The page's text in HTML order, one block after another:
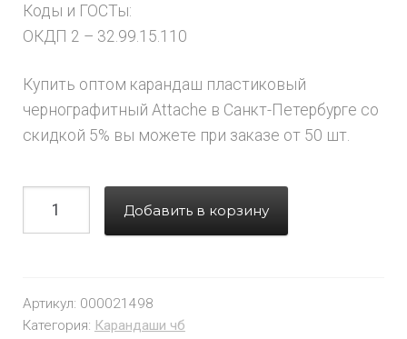
Коды и ГОСТы:
ОКДП 2 – 32.99.15.110
Купить оптом карандаш пластиковый
чернографитный Attache в Санкт-Петербурге со
скидкой 5% вы можете при заказе от 50 шт.
Добавить в корзину
Артикул: 000021498
Категория: Карандаши чб